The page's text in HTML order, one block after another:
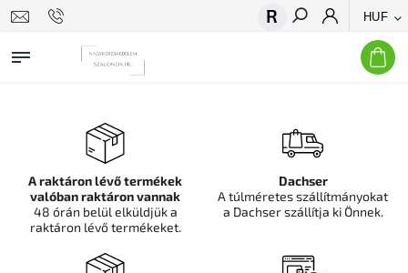
HUF
Keresés
A raktáron lévő termékek
valóban raktáron vannak
48 órán belül elküldjük a
raktáron lévő termékeket.
Dachser
A túlméretes szállítmányokat
a Dachser szállítja ki Önnek.